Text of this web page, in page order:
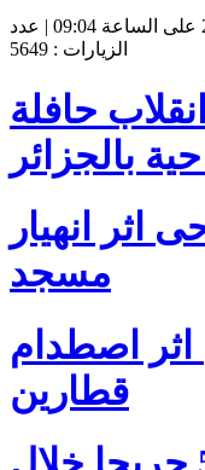
زووم تونيزيا | الاثنين، 19 نوفمبر، 2018 على الساعة 09:04 | عدد
الزيارات : 5649
حافلة
بالجزائر
اثر انهيار
مسجد
اصطدام
قطارين